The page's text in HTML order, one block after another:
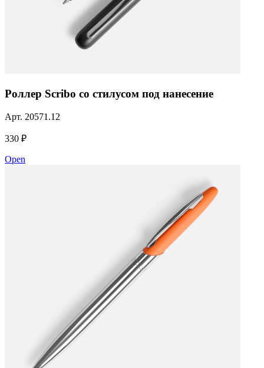
Роллер Scribo со стилусом под нанесение
Арт. 20571.12
330 ₽
Open